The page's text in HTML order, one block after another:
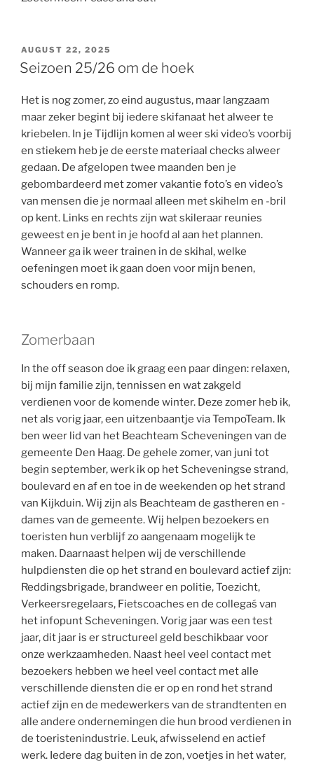
POSTED
ON
AUGUST 22, 2025
Seizoen 25/26 om de hoek
Het is nog zomer, zo eind augustus, maar langzaam
maar zeker begint bij iedere skifanaat het alweer te
kriebelen. In je Tijdlijn komen al weer ski video’s voorbij
en stiekem heb je de eerste materiaal checks alweer
gedaan. De afgelopen twee maanden ben je
gebombardeerd met zomer vakantie foto’s en video’s
van mensen die je normaal alleen met skihelm en -bril
op kent. Links en rechts zijn wat skileraar reunies
geweest en je bent in je hoofd al aan het plannen.
Wanneer ga ik weer trainen in de skihal, welke
oefeningen moet ik gaan doen voor mijn benen,
schouders en romp.
Zomerbaan
In the off season doe ik graag een paar dingen: relaxen,
bij mijn familie zijn, tennissen en wat zakgeld
verdienen voor de komende winter. Deze zomer heb ik,
net als vorig jaar, een uitzenbaantje via TempoTeam. Ik
ben weer lid van het Beachteam Scheveningen van de
gemeente Den Haag. De gehele zomer, van juni tot
begin september, werk ik op het Scheveningse strand,
boulevard en af en toe in de weekenden op het strand
van Kijkduin. Wij zijn als Beachteam de gastheren en -
dames van de gemeente. Wij helpen bezoekers en
toeristen hun verblijf zo aangenaam mogelijk te
maken. Daarnaast helpen wij de verschillende
hulpdiensten die op het strand en boulevard actief zijn:
Reddingsbrigade, brandweer en politie, Toezicht,
Verkeersregelaars, Fietscoaches en de collegaś van
het infopunt Scheveningen. Vorig jaar was een test
jaar, dit jaar is er structureel geld beschikbaar voor
onze werkzaamheden. Naast heel veel contact met
bezoekers hebben we heel veel contact met alle
verschillende diensten die er op en rond het strand
actief zijn en de medewerkers van de strandtenten en
alle andere ondernemingen die hun brood verdienen in
de toeristenindustrie. Leuk, afwisselend en actief
werk. Iedere dag buiten in de zon, voetjes in het water,